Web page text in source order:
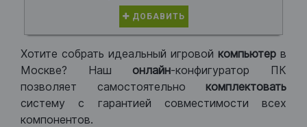
ДОБАВИТЬ
Хотите собрать идеальный игровой компьютер в
Москве? Нашонлайн-конфигуратор ПК
позволяет самостоятельно комплектовать
систему с гарантией совместимости всех
компонентов.